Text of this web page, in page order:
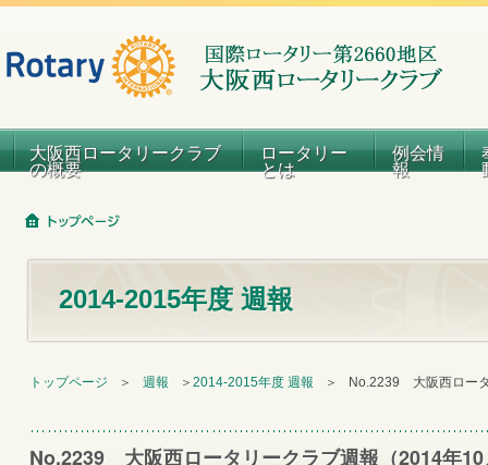
大阪西ロータリークラブ
の概要
ロータリー
とは
例会情
報
2014-2015年度 週報
トップページ ＞ 週報 ＞ 2014-2015年度 週報 ＞ No.2239 大阪西ロー
No.2239 大阪西ロータリークラブ週報（2014年